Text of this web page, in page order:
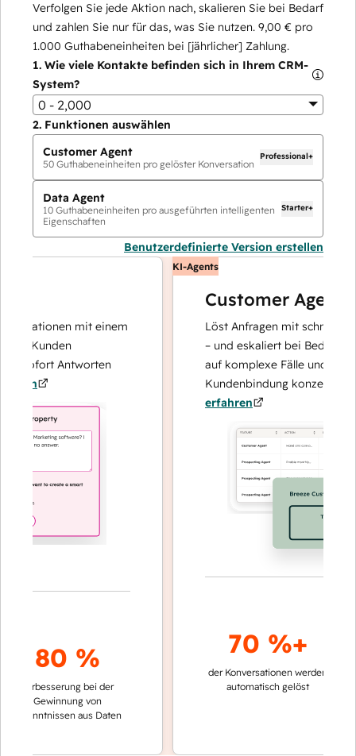
Verfolgen Sie jede Aktion nach, skalieren Sie bei Bedarf
und zahlen Sie nur für das, was Sie nutzen. 9,00 € pro
1.000 Guthabeneinheiten bei [jährlicher] Zahlung.
1. Wie viele Kontakte befinden sich in Ihrem CRM-
System?
0 - 2,000
2. Funktionen auswählen
Customer Agent
50 Guthabeneinheiten pro gelöster Konversation
Professional+
Data Agent
10 Guthabeneinheiten pro ausgeführten intelligenten
Eigenschaften
Starter+
Benutzerdefinierte Version erstellen
mit einem
Kunden
Antworten
80 %
bei der
Gewinnung von
aus Daten
KI-Agents
Customer Agent
Löst Anfragen mit schnellen,
– und eskaliert bei Bedarf, damit
auf komplexe Fälle und den
Kundenbindung konzentrieren
erfahren
70 %+
der Konversationen werden
automatisch gelöst